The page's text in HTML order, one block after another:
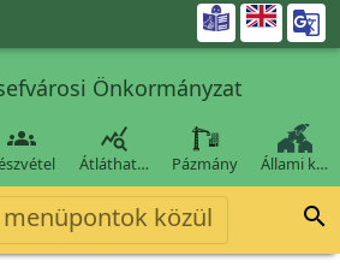

Önkormányzat
 
Átláthat… Pázmány Állami k…
menüpontok közül 